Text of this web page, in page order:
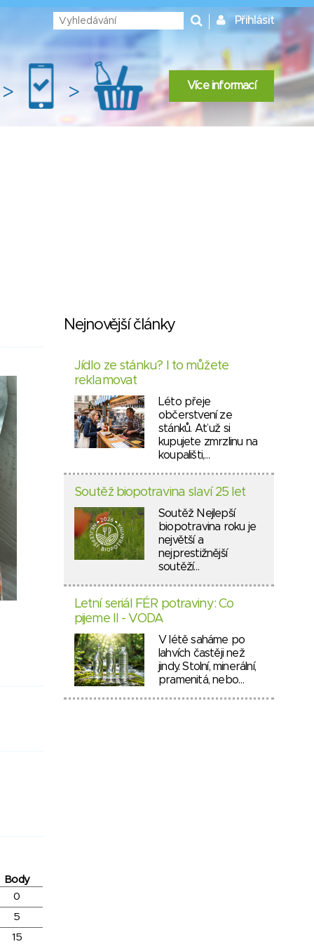
Přihlásit
> > Více informací
Body
0
5
15
Nejnovější články
Jídlo ze stánku? I to můžete
reklamovat
Léto přeje
občerstvení ze
stánků. Ať už si
kupujete zmrzlinu na
koupališti,…
Soutěž biopotravina slaví 25 let
Soutěž Nejlepší
biopotravina roku je
největší a
nejprestižnější
soutěží…
Letní seriál FÉR potraviny: Co
pijeme II - VODA
V létě saháme po
lahvích častěji než
jindy. Stolní, minerální,
pramenitá, nebo…